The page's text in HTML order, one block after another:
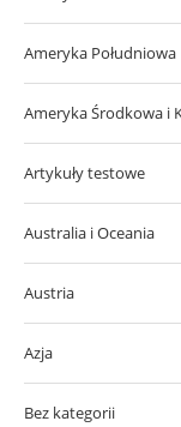
Ameryka Południowa
Ameryka Środkowa i
Artykuły testowe
Australia i Oceania
Austria
Azja
Bez kategorii